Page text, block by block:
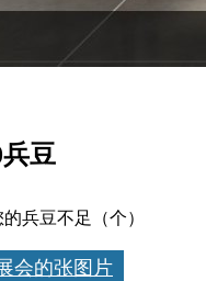
豆
兵豆不足（个）
会的张图片